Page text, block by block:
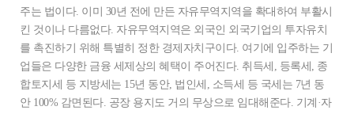
주는 법이다. 이미 30년 전에 만든 자유무역지역을 확대하여 부활시
킨 것이나 다름없다. 자유무역지역은 외국인 외국기업의 투자유치
를 촉진하기 위해 특별히 정한 경제자치구이다. 여기에 입주하는 기
업들은 다양한 금융 세제상의 혜택이 주어진다. 취득세, 등록세, 종
합토지세 등 지방세는 15년 동안, 법인세, 소득세 등 국세는 7년 동
안 100% 감면된다. 공장 용지도 거의 무상으로 임대해준다. 기계·자